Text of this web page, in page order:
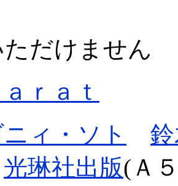
だけません
ｒａｔ
ィ・ソト
光琳社出版(Ａ